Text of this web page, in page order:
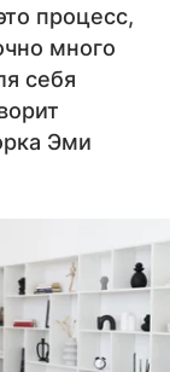
процесс,
много
себя
Эми